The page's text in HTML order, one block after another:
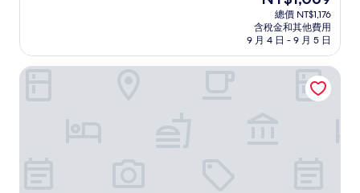
不
錯
價
格
為
NT$1,069
總價 NT$1,176
含稅金和其他費用
9 月 4 日 - 9 月 5 日
NRuta 龐費拉達飯店